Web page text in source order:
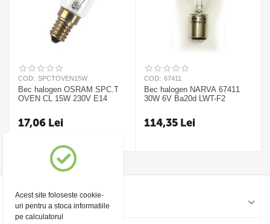
COD: SPCTOVEN15W
Bec halogen OSRAM SPC.T
OVEN CL 15W 230V E14
17,06 Lei
COD: 67411
Bec halogen NARVA 67411
30W 6V Ba20d LWT-F2
114,35 Lei
Contul meu
Acest site foloseste cookie-
uri pentru a stoca informatiile
pe calculatorul